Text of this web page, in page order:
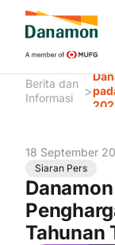
Berita dan
Informasi
>
18 September
Siaran Pers
Tahunan